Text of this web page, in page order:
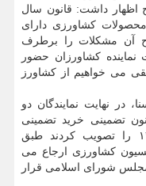
اظهار داشت: قانون سال
محصولات کشاورزی دارای
آن مشکلات را برطرف
نماینده کشاورزان حضور
می خواهیم از کشاورز
در نهایت نمایندگان دو
تضمینی خرید تضمینی
محصولات کشاورزی مصوب سال ۱۳۶۸ را تصویب کردند طبق
کشاورزی ارجاع می
شورای اسلامی قرار